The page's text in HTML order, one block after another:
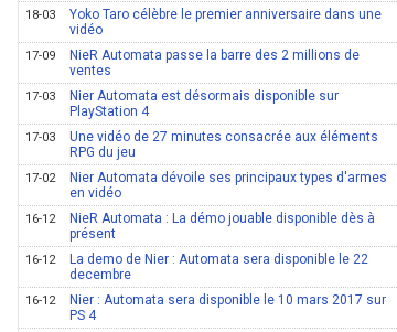
18-03
Yoko Taro célèbre le premier anniversaire dans une
vidéo
17-09
NieR Automata passe la barre des 2 millions de
ventes
17-03
Nier Automata est désormais disponible sur
PlayStation 4
17-03
Une vidéo de 27 minutes consacrée aux éléments
RPG du jeu
17-02
Nier Automata dévoile ses principaux types d'armes
en vidéo
16-12
NieR Automata : La démo jouable disponible dès à
présent
16-12
La demo de Nier : Automata sera disponible le 22
decembre
16-12
Nier : Automata sera disponible le 10 mars 2017 sur
PS 4